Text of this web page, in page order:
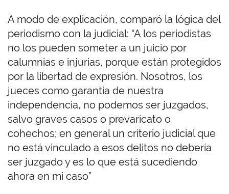
A modo de explicación, comparó la lógica del
periodismo con la judicial: “A los periodistas
no los pueden someter a un juicio por
calumnias e injurias, porque están protegidos
por la libertad de expresión. Nosotros, los
jueces como garantía de nuestra
independencia, no podemos ser juzgados,
salvo graves casos o prevaricato o
cohechos; en general un criterio judicial que
no está vinculado a esos delitos no debería
ser juzgado y es lo que está sucediendo
ahora en mi caso”